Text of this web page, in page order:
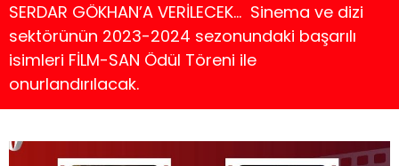
SERDAR GÖKHAN’A VERİLECEK… Sinema ve dizi
sektörünün 2023-2024 sezonundaki başarılı
isimleri FİLM-SAN Ödül Töreni ile
onurlandırılacak.